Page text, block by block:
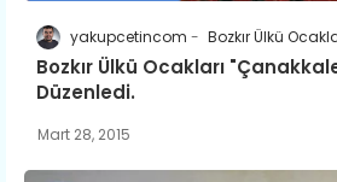
yakupcetincom Bozkır Ülkü
Bozkır Ülkü Ocakları
Düzenledi.
Mart 28, 2015